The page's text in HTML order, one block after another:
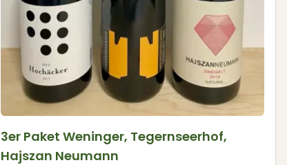
3er Paket Weninger, Tegernseerhof,
Hajszan Neumann